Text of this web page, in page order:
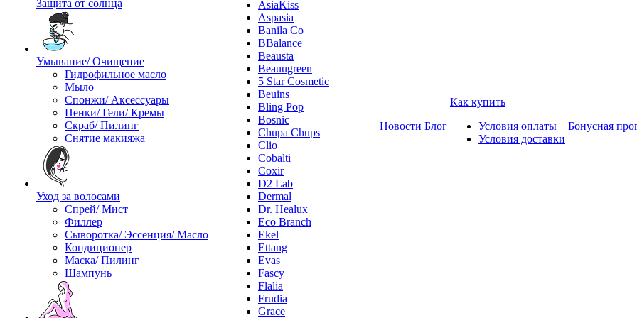
Защита от солнца
Умывание/ Очищение
Гидрофильное масло
Мыло
Спонжи/ Аксессуары
Пенки/ Гели/ Кремы
Скраб/ Пилинг
Снятие макияжа
Уход за волосами
Спрей/ Мист
Филлер
Сыворотка/ Эссенция/ Масло
Кондиционер
Маска/ Пилинг
Шампунь
AsiaKiss
Aspasia
Banila Co
BBalance
Beausta
Beauugreen
5 Star Cosmetic
Beuins
Bling Pop
Bosnic
Chupa Chups
Clio
Cobalti
Coxir
D2 Lab
Dermal
Dr. Healux
Eco Branch
Ekel
Ettang
Evas
Fascy
Flalia
Frudia
Grace
Новости Блог
Как купить
Условия оплаты
Условия доставки
Бонусная